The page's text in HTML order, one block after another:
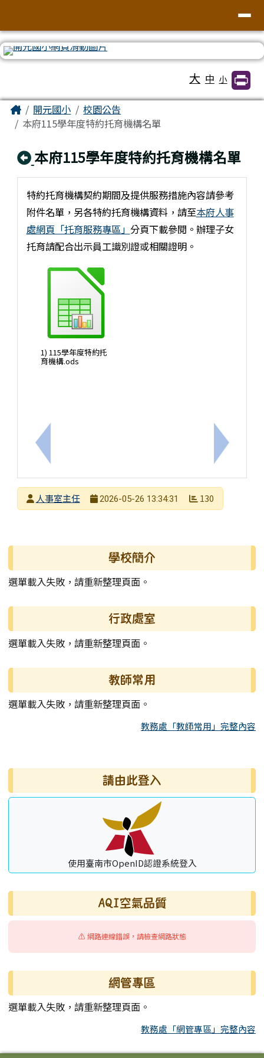
臺南市北區開元國民小學全球資訊網
大 中 小
主內容區域
Home開元國小
校園公告
本府115學年度特約托育機構名單
回上頁
本府115學年度特約托育機構名單
上一筆：中華民國116年（西元2027年）政府行政機
特約托育機構契約期間及提供服務措施內容請參考
附件名單，另各特約托育機構資料，請至本府人事
處網頁「托育服務專區」 分頁下載參閱。辦理子女
托育請配合出示員工識別證或相關證明。
1) 115學年度特約托
育機構.ods
下一筆：
發布者人事室主任
2026-05-26 13:34:31 130
左邊區域內容 學校簡介
選單載入失敗，請重新整理頁面。
行政處室
選單載入失敗，請重新整理頁面。
教師常用
選單載入失敗，請重新整理頁面。
教務處「教師常用」完整內容
右邊區域內容 請由此登入
使用臺南市OpenID認證系統登入
AQI空氣品質
⚠️ 網路連線錯誤，請檢查網路狀態
網管專區
選單載入失敗，請重新整理頁面。
教務處「網管專區」完整內容
頁尾區域